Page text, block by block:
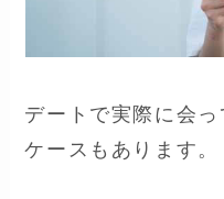
デートで実際に会
ケースもあります。